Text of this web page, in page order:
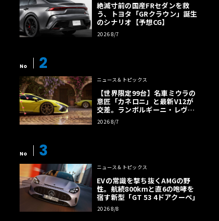
絶滅寸前の国産FRセダンを救
う、トヨタ「GRクラウン」誕生
のシナリオ【予想CG】
2026 8/7
No 2
ニュース＆トピックス
【世界限定99台】名車ミウラの
意匠「カネロニ」と最新V12が
交差。ランボルギーニ・レヴエ
ルトに60周年記念車が登場
2026 8/7
No 3
ニュース＆トピックス
EVの常識を撃ち抜くAMGの野
性。航続800kmと直6の咆哮を
宿す新型「GT 53 4ドアクーペ」
2026 8/8